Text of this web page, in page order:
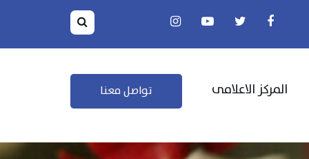
المركز الاعلامى تواصل معنا